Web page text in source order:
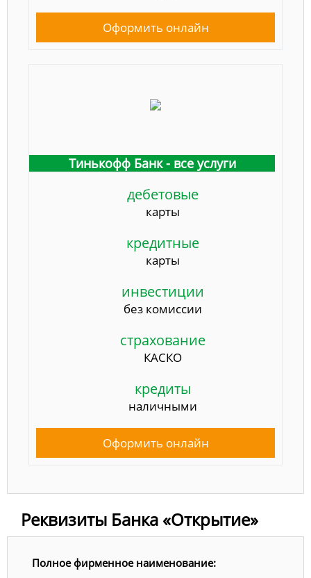
Оформить онлайн
Тинькофф Банк - все услуги
дебетовые
карты
кредитные
карты
инвестиции
без комиссии
страхование
КАСКО
кредиты
наличными
Оформить онлайн
Реквизиты Банка «Открытие»
Полное фирменное наименование: